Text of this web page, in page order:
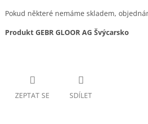
Pokud některé nemáme skladem,
Produkt GEBR GLOOR AG Švýcarsko
ZEPTAT SE SDÍLET